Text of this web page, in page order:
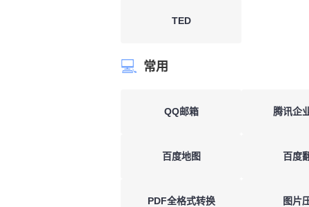
TED
💻 常用
QQ邮箱 腾讯企
百度地图 百度
PDF全格式转换 图片